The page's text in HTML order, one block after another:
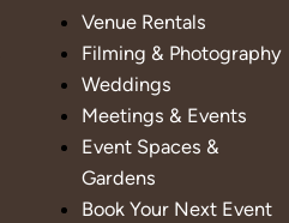
Venue Rentals
Filming & Photography
Weddings
Meetings & Events
Event Spaces &
Gardens
Book Your Next Event